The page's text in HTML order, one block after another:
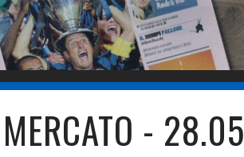
- 28.05